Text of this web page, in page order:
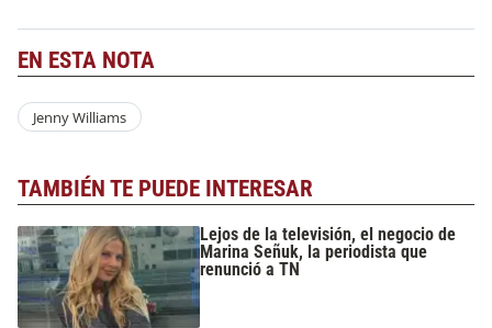
EN ESTA NOTA
Jenny Williams
TAMBIÉN TE PUEDE INTERESAR
Lejos de la televisión, el negocio de
Marina Señuk, la periodista que
renunció a TN